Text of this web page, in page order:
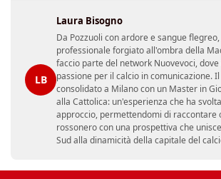
LB
Laura Bisogno
Da Pozzuoli con ardore e sangue
professionale forgiato all'ombra della
faccio parte del network Nuovevoci,
passione per il calcio in comunicazione.
consolidato a Milano con un Master in
alla Cattolica: un'esperienza che ha
approccio, permettendomi di raccontare
rossonero con una prospettiva che
Sud alla dinamicità della capitale del